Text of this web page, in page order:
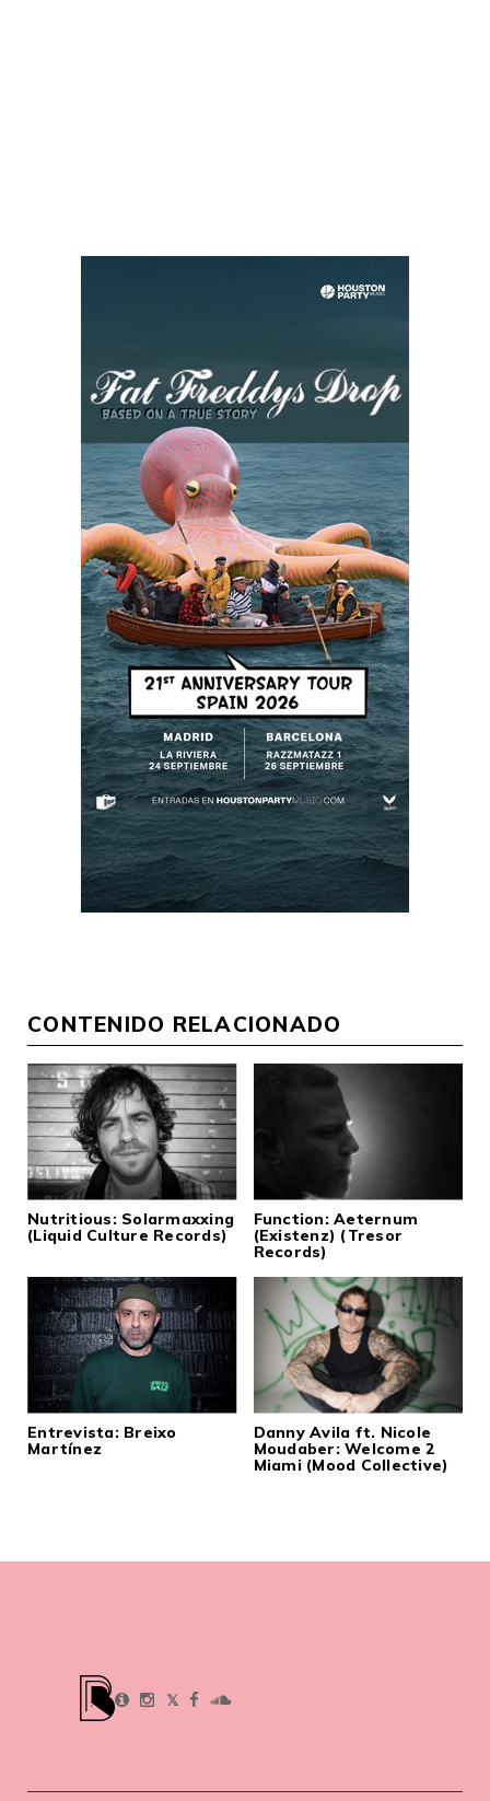
CONTENIDO RELACIONADO
Nutritious: Solarmaxxing
(Liquid Culture Records)
Function: Aeternum
(Existenz) (Tresor
Records)
Entrevista: Breixo
Martínez
Danny Avila ft. Nicole
Moudaber: Welcome 2
Miami (Mood Collective)
𝕏